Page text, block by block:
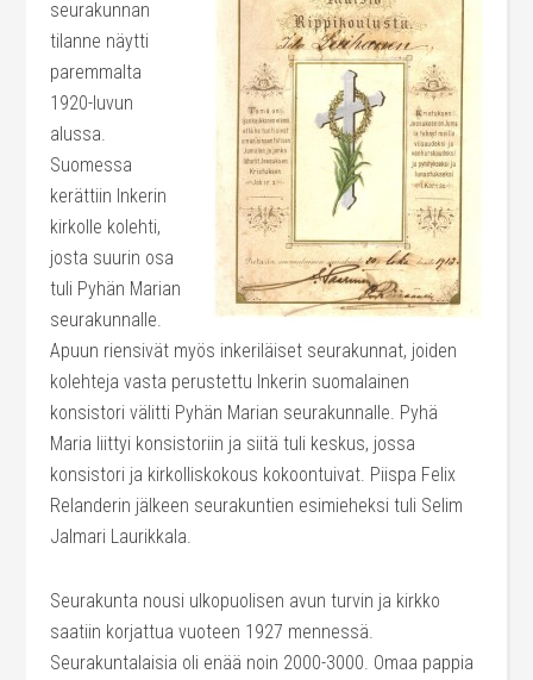
seurakunnan
tilanne näytti
paremmalta
1920-luvun
alussa.
Suomessa
kerättiin Inkerin
kirkolle kolehti,
josta suurin osa
tuli Pyhän Marian
seurakunnalle.
Apuun riensivät myös inkeriläiset seurakunnat, joiden
kolehteja vasta perustettu Inkerin suomalainen
konsistori välitti Pyhän Marian seurakunnalle. Pyhä
Maria liittyi konsistoriin ja siitä tuli keskus, jossa
konsistori ja kirkolliskokous kokoontuivat. Piispa Felix
Relanderin jälkeen seurakuntien esimieheksi tuli Selim
Jalmari Laurikkala.
Seurakunta nousi ulkopuolisen avun turvin ja kirkko
saatiin korjattua vuoteen 1927 mennessä.
Seurakuntalaisia oli enää noin 2000-3000. Omaa pappia